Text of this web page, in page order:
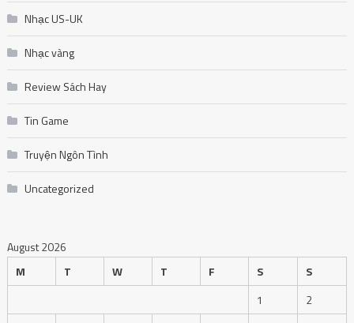
Nhạc US-UK
Nhạc vàng
Review Sách Hay
Tin Game
Truyện Ngôn Tình
Uncategorized
August 2026
M
T W T F S
S
1
2